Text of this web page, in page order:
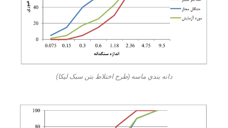
دانه بندي ماسه (طرح اختلاط بتن سبک لیکا)